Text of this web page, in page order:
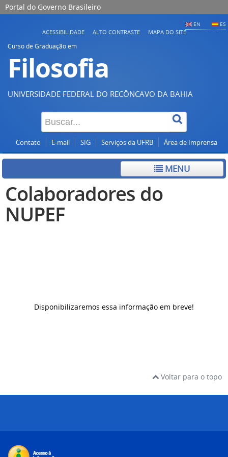
Portal do Governo Brasileiro
EN ES
ACESSIBILIDADE ALTO CONTRASTE
MAPA DO SITE
Curso de Graduação em
Filosofia
UNIVERSIDADE FEDERAL DO RECÔNCAVO DA BAHIA
Contato E-mail SIG Serviços da UFRB Área de Imprensa
MENU
Colaboradores do
NUPEF
Disponibilizaremos essa informação em breve!
Voltar para o topo